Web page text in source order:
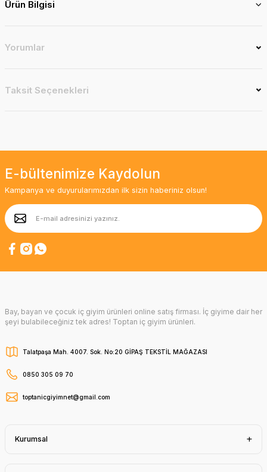
Ürün Bilgisi
Yorumlar
Taksit Seçenekleri
E-bültenimize Kaydolun
Kampanya ve duyurularımızdan ilk sizin haberiniz olsun!
Bay, bayan ve çocuk iç giyim ürünleri online satış firması. İç giyime dair her
şeyi bulabileceğiniz tek adres! Toptan iç giyim ürünleri.
Talatpaşa Mah. 4007. Sok. No:20 GİPAŞ TEKSTİL MAĞAZASI
0850 305 09 70
toptanicgiyimnet@gmail.com
Kurumsal